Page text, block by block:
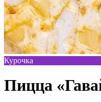
Курочка
Пицца